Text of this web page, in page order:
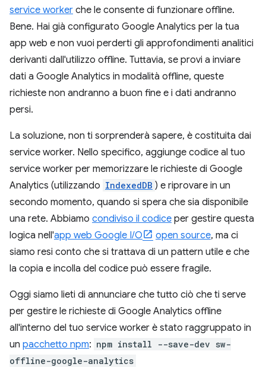
service worker che le consente di funzionare offline.
Bene. Hai già configurato Google Analytics per la tua
app web e non vuoi perderti gli approfondimenti analitici
derivanti dall'utilizzo offline. Tuttavia, se provi a inviare
dati a Google Analytics in modalità offline, queste
richieste non andranno a buon fine e i dati andranno
persi.
La soluzione, non ti sorprenderà sapere, è costituita dai
service worker. Nello specifico, aggiunge codice al tuo
service worker per memorizzare le richieste di Google
Analytics (utilizzando IndexedDB ) e riprovare in un
secondo momento, quando si spera che sia disponibile
una rete. Abbiamo condiviso il codice per gestire questa
logica nell'app web Google I/O open source, ma ci
siamo resi conto che si trattava di un pattern utile e che
la copia e incolla del codice può essere fragile.
Oggi siamo lieti di annunciare che tutto ciò che ti serve
per gestire le richieste di Google Analytics offline
all'interno del tuo service worker è stato raggruppato in
un pacchetto npm: npm install --save-dev sw-
offline-google-analytics